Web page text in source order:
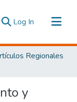
Log In (current)
Regionales
y